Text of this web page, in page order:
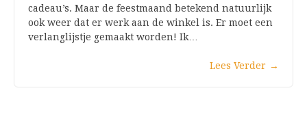
cadeau’s. Maar de feestmaand betekend natuurlijk
ook weer dat er werk aan de winkel is. Er moet een
verlanglijstje gemaakt worden! Ik…
Lees Verder →